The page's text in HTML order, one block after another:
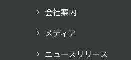
会社案内
メディア
ニュースリリース